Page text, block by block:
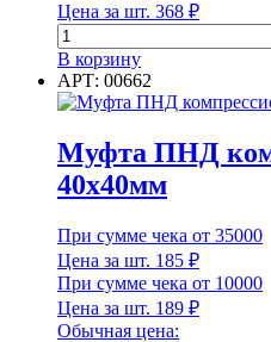
Цена за шт. 368 ₽
Количество
товара
Кран
ПНД
компрессионный
25мм
В корзину
АРТ: 00662
Муфта ПНД
40х40мм
При сумме чека от 35000
Цена за шт. 185 ₽
При сумме чека от 10000
Цена за шт. 189 ₽
Обычная цена: